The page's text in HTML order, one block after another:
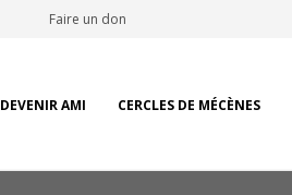
Faire un don
DEVENIR AMI CERCLES DE MÉCÈNES